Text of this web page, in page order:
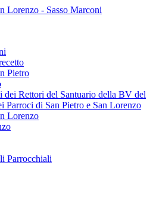
Lorenzo - Sasso Marconi
Pietro
dei Rettori del Santuario della BV del
Parroci di San Pietro e San Lorenzo
Lorenzo
Parrocchiali